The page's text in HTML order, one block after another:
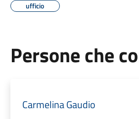
ufficio
Persone che
Carmelina Gaudio